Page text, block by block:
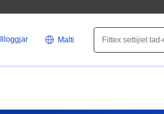
Illoggjar Malti